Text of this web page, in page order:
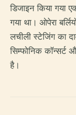
डिजाइन किया गया
गया था। ओपेरा
लचीली स्टेजिंग का
सिम्फोनिक कॉन्सर्ट
है।